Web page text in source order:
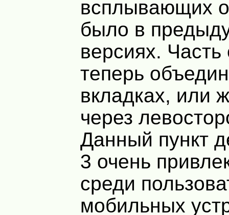
всплывающих
было в
версиях. Часть
теперь
вкладках, или
через
Данный пункт
3 очень
среди
мобильных